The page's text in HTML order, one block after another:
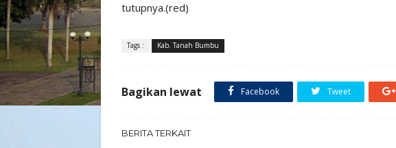
tutupnya.(red)
Tags : Kab. Tanah Bumbu
Bagikan lewat Facebook Tweet
BERITA TERKAIT